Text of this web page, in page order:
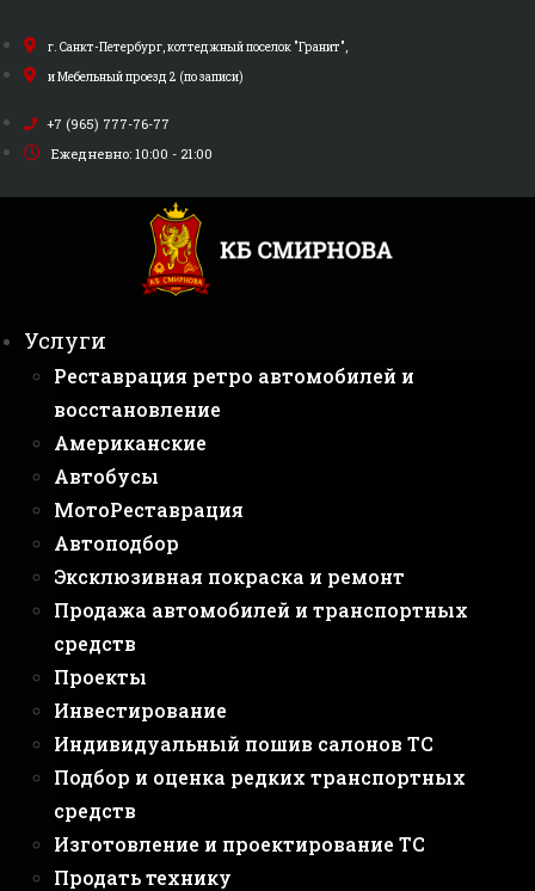
к
содержимому
г. Санкт-Петербург, коттеджный поселок "Гранит",
и Мебельный проезд 2 (по записи)
+7 (965) 777-76-77
Ежедневно: 10:00 - 21:00
Услуги
Реставрация ретро автомобилей и
восстановление
Американские
Автобусы
МотоРеставрация
Автоподбор
Эксклюзивная покраска и ремонт
Продажа автомобилей и транспортных
средств
Проекты
Инвестирование
Индивидуальный пошив салонов ТС
Подбор и оценка редких транспортных
средств
Изготовление и проектирование ТС
Продать технику